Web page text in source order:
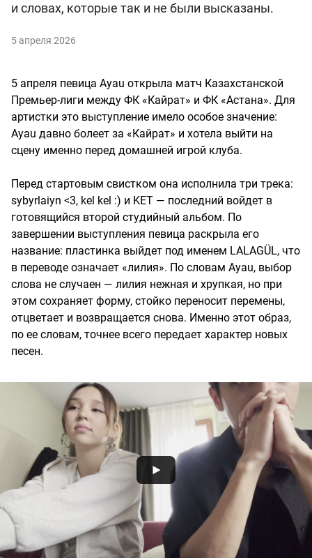
и словах, которые так и не были высказаны.
5 апреля 2026
5 апреля певица Ayau открыла матч Казахстанской
Премьер-лиги между ФК «Кайрат» и ФК «Астана». Для
артистки это выступление имело особое значение:
Ayau давно болеет за «Кайрат» и хотела выйти на
сцену именно перед домашней игрой клуба.
Перед стартовым свистком она исполнила три трека:
sybyrlaiyn <3, kel kel :) и KET — последний войдет в
готовящийся второй студийный альбом. По
завершении выступления певица раскрыла его
название: пластинка выйдет под именем LALAGÜL, что
в переводе означает «лилия». По словам Ayau, выбор
слова не случаен — лилия нежная и хрупкая, но при
этом сохраняет форму, стойко переносит перемены,
отцветает и возвращается снова. Именно этот образ,
по ее словам, точнее всего передает характер новых
песен.